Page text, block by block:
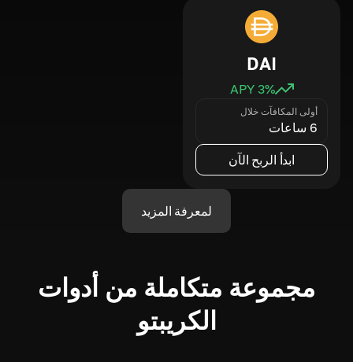
DAI
3% APY
أولى المكافآت خلال
6 ساعات
ابدأ الربح الآن
لمعرفة المزيد
مجموعة متكاملة من أدوات
الكريبتو